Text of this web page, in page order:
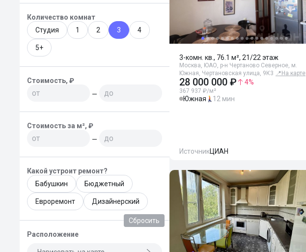
Количество комнат
Студия
1 2 3 4
5+
Стоимость, ₽
—
Стоимость за м², ₽
—
Какой устроит ремонт?
Бабушкин
Бюджетный
Евроремонт Дизайнерский
Сбросить
Расположение
3-комн. кв., 76.1 м², 21/22 этаж
Москва, ЮАО, р-н Чертаново Северное, м.
Южная, Чертановская улица, 9К3 📍 На карте
28 000 000 ₽ 4%
367 937 ₽/м²
Южная 12 мин
ИсточникЦИАН